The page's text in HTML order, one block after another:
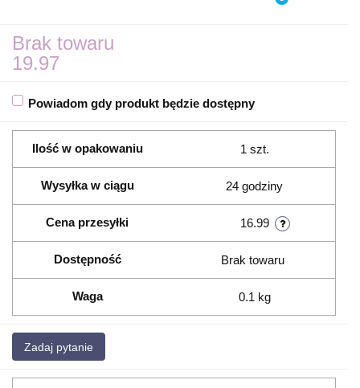
Brak towaru
19.97
Powiadom gdy produkt będzie dostępny
Ilość w opakowaniu 1 szt.
Wysyłka w ciągu 24 godziny
Cena przesyłki 16.99
Dostępność Brak towaru
Waga 0.1 kg
Zadaj pytanie